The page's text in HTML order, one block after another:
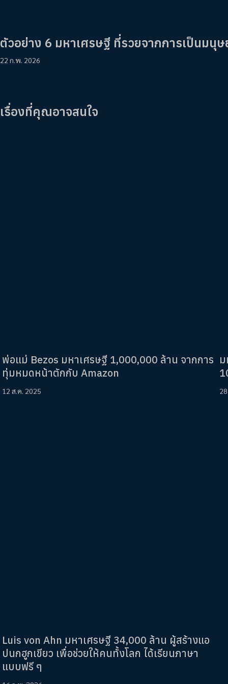
ตัวอย่าง 6 มหาเศรษฐี ที่รวยจากการเป็นมนุษ
22 ก.พ. 2026
เรื่องที่คุณอาจสนใจ
พ่อแม่ Bezos มหาเศรษฐี 1,000,000 ล้าน จากการ
ทุ่มหมดหน้าตักกับ Amazon
12 ส.ค. 2025
Luis von Ahn มหาเศรษฐี 34,000 ล้าน ผู้สร้างแอ
ปนกฮูกเขียว เพื่อช่วยให้คนทั้งโลก ได้เรียนภาษา
แบบฟรี ๆ